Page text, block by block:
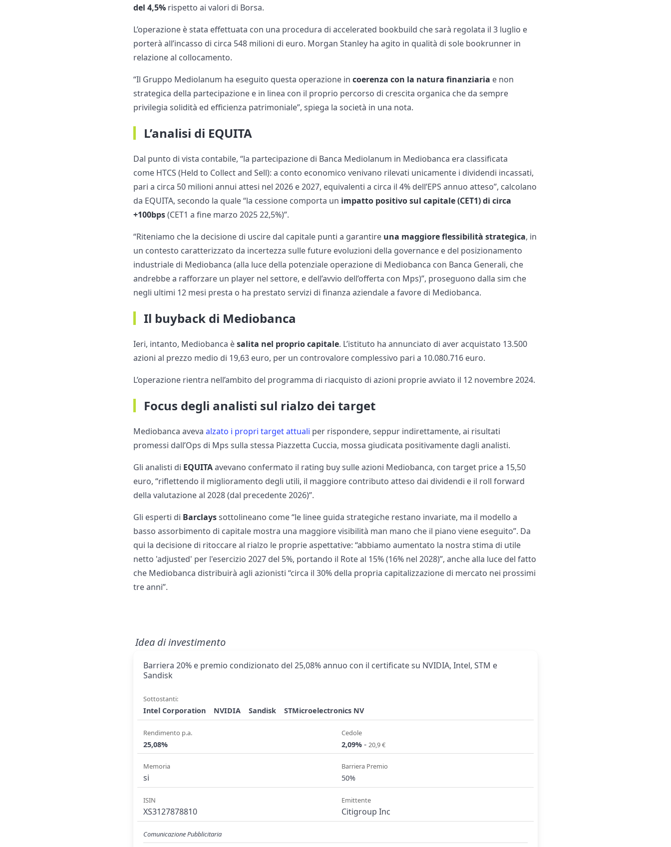
del 4,5% rispetto ai valori di Borsa.
L’operazione è stata effettuata con una procedura di accelerated bookbuild che sarà regolata il 3 luglio e
porterà all’incasso di circa 548 milioni di euro. Morgan Stanley ha agito in qualità di sole bookrunner in
relazione al collocamento.
“Il Gruppo Mediolanum ha eseguito questa operazione incoerenza con la natura finanziaria e non
strategica della partecipazione e in linea con il proprio percorso di crescita organica che da sempre
privilegia solidità ed efficienza patrimoniale”, spiega la società in una nota.
L’analisi di EQUITA
Dal punto di vista contabile, “la partecipazione di Banca Mediolanum in Mediobanca era classificata
come HTCS (Held to Collect and Sell): a conto economico venivano rilevati unicamente i dividendi incassati,
pari a circa 50 milioni annui attesi nel 2026 e 2027, equivalenti a circa il 4% dell’EPS annuo atteso”, calcolano
da EQUITA, secondo la quale “la cessione comporta un impatto positivo sul capitale (CET1) di circa
+100bps(CET1 a fine marzo 2025 22,5%)”.
“Riteniamo che la decisione di uscire dal capitale punti a garantire una maggiore flessibilità strategica, in
un contesto caratterizzato da incertezza sulle future evoluzioni della governance e del posizionamento
industriale di Mediobanca (alla luce della potenziale operazione di Mediobanca con Banca Generali, che
andrebbe a rafforzare un player nel settore, e dell’avvio dell’offerta con Mps)”, proseguono dalla sim che
negli ultimi 12 mesi presta o ha prestato servizi di finanza aziendale a favore di Mediobanca.
Il buyback di Mediobanca
Ieri, intanto, Mediobanca èsalita nel proprio capitale. L’istituto ha annunciato di aver acquistato 13.500
azioni al prezzo medio di 19,63 euro, per un controvalore complessivo pari a 10.080.716 euro.
L’operazione rientra nell’ambito del programma di riacquisto di azioni proprie avviato il 12 novembre 2024.
Focus degli analisti sul rialzo dei target
Mediobanca avevaalzato i propri target attuali per rispondere, seppur indirettamente, ai risultati
promessi dall’Ops di Mps sulla stessa Piazzetta Cuccia, mossa giudicata positivamente dagli analisti.
Gli analisti di EQUITAavevano confermato il rating buy sulle azioni Mediobanca, con target price a 15,50
euro, “riflettendo il miglioramento degli utili, il maggiore contributo atteso dai dividendi e il roll forward
della valutazione al 2028 (dal precedente 2026)”.
Gli esperti di Barclayssottolineano come “le linee guida strategiche restano invariate, ma il modello a
basso assorbimento di capitale mostra una maggiore visibilità man mano che il piano viene eseguito”. Da
qui la decisione di ritoccare al rialzo le proprie aspettative: “abbiamo aumentato la nostra stima di utile
netto 'adjusted' per l'esercizio 2027 del 5%, portando il Rote al 15% (16% nel 2028)”, anche alla luce del fatto
che Mediobanca distribuirà agli azionisti “circa il 30% della propria capitalizzazione di mercato nei prossimi
tre anni”.
Idea di investimento
Barriera 20% e premio condizionato del 25,08% annuo con il certificate su NVIDIA, Intel, STM e
Sandisk
Sottostanti:
Intel Corporation NVIDIA Sandisk STMicroelectronics NV
Rendimento p.a.
25,08%
Cedole
2,09% - 20,9 €
Memoria
si
Barriera Premio
50%
ISIN
XS3127878810
Emittente
Citigroup Inc
Comunicazione Pubblicitaria